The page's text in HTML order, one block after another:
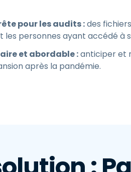
pour les audits :des
personnes ayant accédé à
et abordable :anticiper et
après la pandémie.